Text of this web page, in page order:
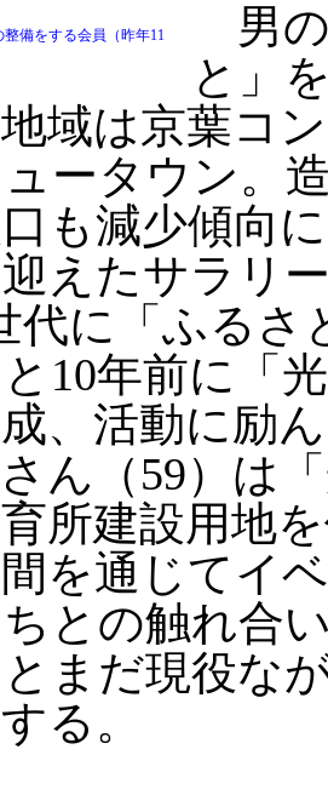
備をする会員（昨年11
男の
と」
域は京葉コ
ータウン。
も減少傾向
えたサラリ
代に「ふるさ
10年前に「
、活動に励
ん（59）は
所建設用地
を通じてイ
との触れ合
まだ現役な
る。